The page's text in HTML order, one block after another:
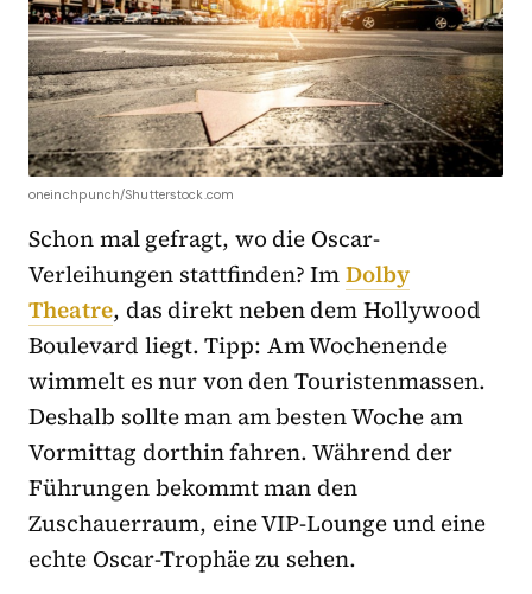
oneinchpunch/Shutterstock.com
Schon mal gefragt, wo die Oscar-
Verleihungen stattfinden? ImDolby
Theatre, das direkt neben dem Hollywood
Boulevard liegt. Tipp: Am Wochenende
wimmelt es nur von den Touristenmassen.
Deshalb sollte man am besten Woche am
Vormittag dorthin fahren. Während der
Führungen bekommt man den
Zuschauerraum, eine VIP-Lounge und eine
echte Oscar-Trophäe zu sehen.